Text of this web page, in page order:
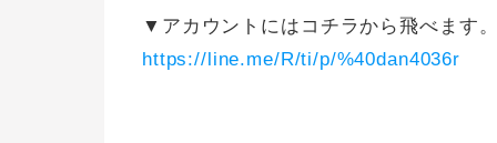
▼アカウントにはコチラから飛べます
https://line.me/R/ti/p/%40dan4036r